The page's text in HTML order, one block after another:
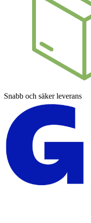
Snabb och säker leverans